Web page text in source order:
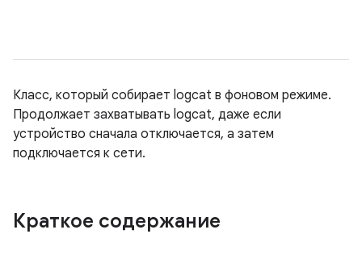
Класс, который собирает logcat в фоновом режиме.
Продолжает захватывать logcat, даже если
устройство сначала отключается, а затем
подключается к сети.
Краткое содержание